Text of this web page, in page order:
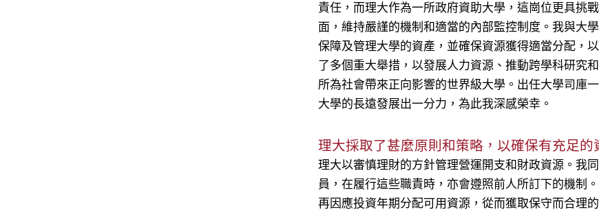
責任，而理大作為一所政府資助大學，這崗位更具挑
面，維持嚴謹的機制和適當的內部監控制度。我與大
保障及管理大學的資產，並確保資源獲得適當分配，
了多個重大舉措，以發展人力資源、推動跨學科研究
所為社會帶來正向影響的世界級大學。出任大學司庫
大學的長遠發展出一分力，為此我深感榮幸。
理大採取了甚麼原則和策略，以確保有充足的
理大以審慎理財的方針管理營運開支和財政資源。我
員，在履行這些職責時，亦會遵照前人所訂下的機制
再因應投資年期分配可用資源，從而獲取保守而合理的